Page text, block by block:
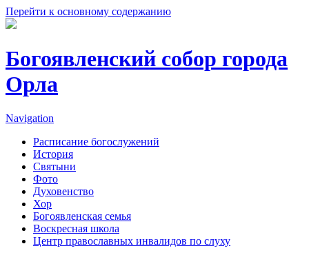
Перейти к основному содержанию
Богоявленский собор города
Орла
Navigation
Расписание богослужений
История
Святыни
Фото
Духовенство
Хор
Богоявленская семья
Воскресная школа
Центр православных инвалидов по слуху